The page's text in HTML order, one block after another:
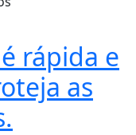
rápida e
as